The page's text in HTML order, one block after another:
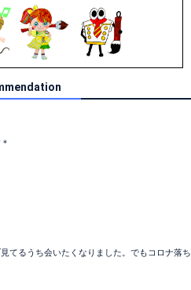
てるうち会いたくなりました。でもコロナ落ち